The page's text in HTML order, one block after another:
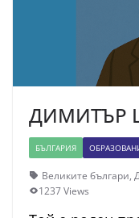
ДИМИТЪР
БЪЛГАРИЯ
Великите българи,
1237 Views